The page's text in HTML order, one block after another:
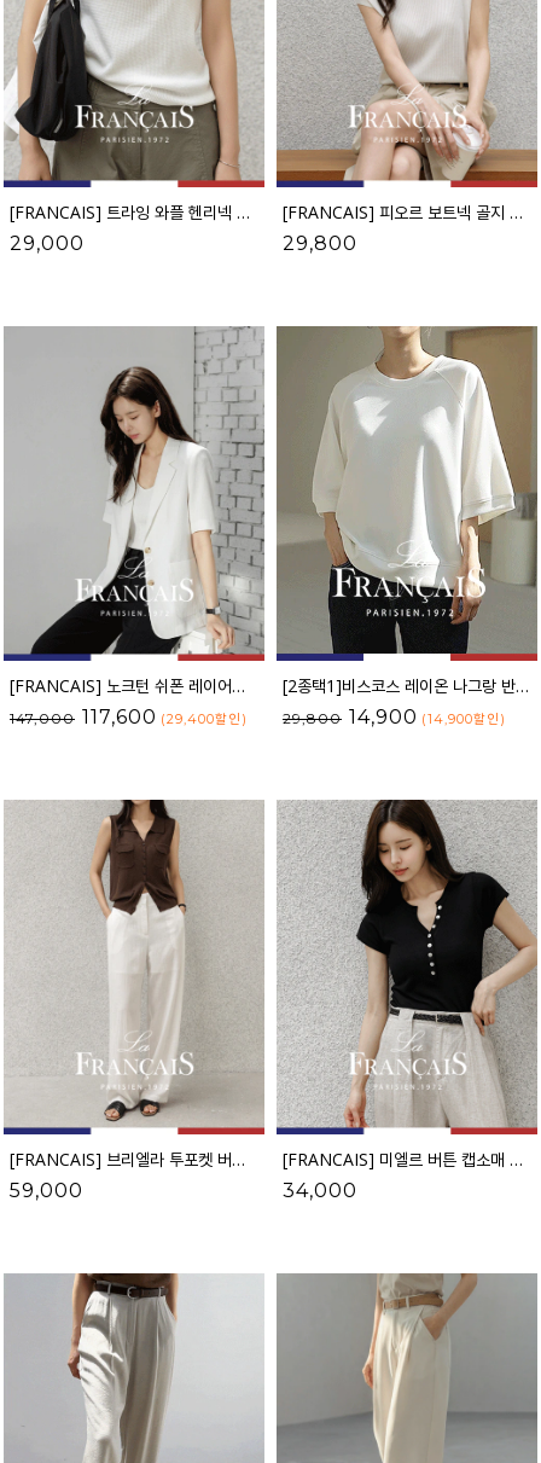
[FRANCAIS] 트라잉 와플 헨리넥 버튼 나시_F6H515TS
29,000
[FRANCAIS] 피오르 보트넥 골지 캡소매 니트_F6H433KN
29,800
[FRANCAIS] 노크턴 쉬폰 레이어드 린넨 자켓_F6S391JK
147,000 117,600 (29,400할인 )
[2종택1]비스코스 레이온 나그랑 반팔 맨투맨
29,800 14,900 (14,900할인 )
[FRANCAIS] 브리엘라 투포켓 버튼 니트 나시_F6H513KN
59,000
[FRANCAIS] 미엘르 버튼 캡소매 니트_F6H451KN
34,000